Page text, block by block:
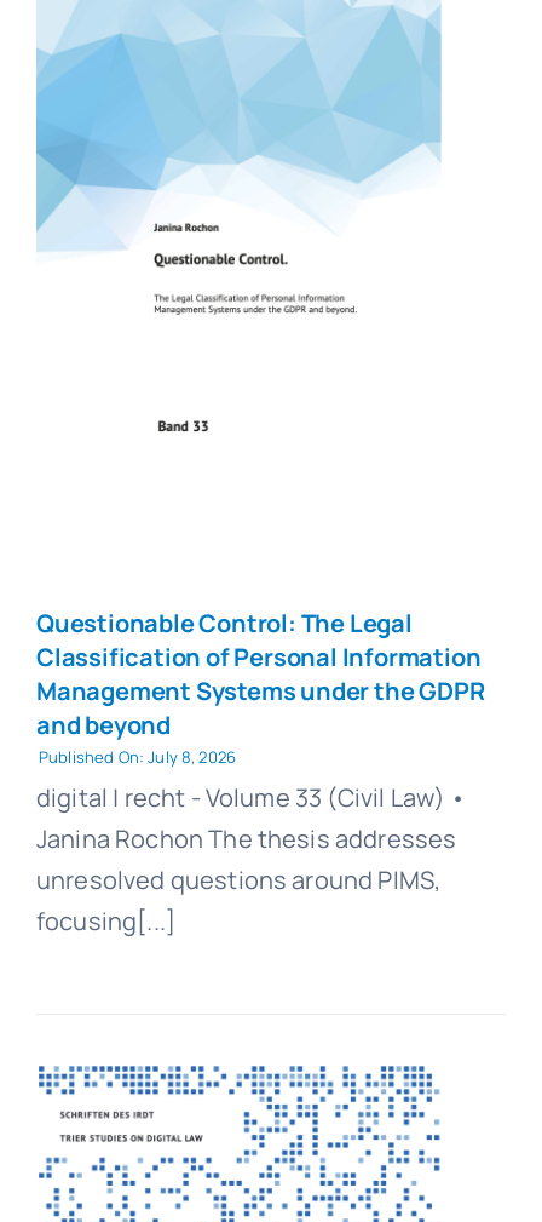
Questionable Control: The Legal
Classification of Personal Information
Management Systems under the GDPR
and beyond
Published On: July 8, 2026
digital | recht - Volume 33 (Civil Law) •
Janina Rochon The thesis addresses
unresolved questions around PIMS,
focusing[...]